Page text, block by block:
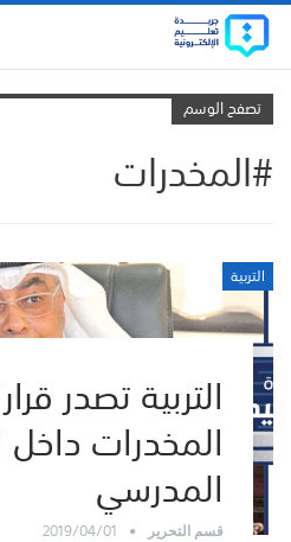
تصفح الوسم
#المخدرات
التربية
التربية تصدر
المخدرات داخل
المدرسي
قسم التحرير 2019/04/01